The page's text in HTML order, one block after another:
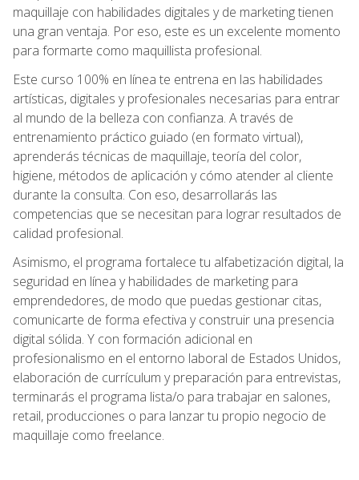
maquillaje con habilidades digitales y de marketing tienen
una gran ventaja. Por eso, este es un excelente momento
para formarte como maquillista profesional.
Este curso 100% en línea te entrena en las habilidades
artísticas, digitales y profesionales necesarias para entrar
al mundo de la belleza con confianza. A través de
entrenamiento práctico guiado (en formato virtual),
aprenderás técnicas de maquillaje, teoría del color,
higiene, métodos de aplicación y cómo atender al cliente
durante la consulta. Con eso, desarrollarás las
competencias que se necesitan para lograr resultados de
calidad profesional.
Asimismo, el programa fortalece tu alfabetización digital, la
seguridad en línea y habilidades de marketing para
emprendedores, de modo que puedas gestionar citas,
comunicarte de forma efectiva y construir una presencia
digital sólida. Y con formación adicional en
profesionalismo en el entorno laboral de Estados Unidos,
elaboración de currículum y preparación para entrevistas,
terminarás el programa lista/o para trabajar en salones,
retail, producciones o para lanzar tu propio negocio de
maquillaje como freelance.